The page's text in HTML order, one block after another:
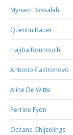
Myriam Bassalah
Quentin Bauer
Hajiba Bounouch
Antonio Castronovo
Aline De Witte
Perrine Fyon
Océane Ghijselings